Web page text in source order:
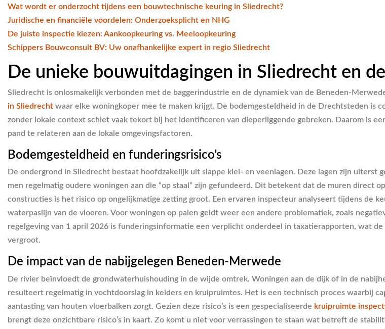
Wat wordt er onderzocht tijdens een bouwtechnische keuring in Sliedrecht?
Juridische en financiële voordelen: Onderzoeksplicht en NHG
De juiste inspectie kiezen: Aankoopkeuring vs. Meeloopkeuring
Schippers Bouwconsult BV: Uw onafhankelijke expert in regio Sliedrecht
De unieke bouwuitdagingen in Sliedrecht en
Sliedrecht is onlosmakelijk verbonden met de baggerindustrie en de dynamiek van de Beneden-
in Sliedrecht waar elke woningkoper mee te maken krijgt. De bodemgesteldheid in de Drechtsteden is
zonder lokale context schiet vaak tekort bij het identificeren van dieperliggende gebreken. Daarom is
pand te relateren aan de lokale omgevingsfactoren.
Bodemgesteldheid en funderingsrisico’s
De ondergrond in Sliedrecht bestaat hoofdzakelijk uit slappe klei- en veenlagen. Deze lagen zijn
men regelmatig oudere woningen aan die “op staal” zijn gefundeerd. Dit betekent dat de muren direct
constructies is het risico op ongelijkmatige zetting groot. Een ervaren inspecteur analyseert tijdens de
waterpaslijn van de vloeren. Voor woningen op palen geldt weer een andere problematiek, zoals
regelgeving van 1 april 2026 is funderingsinformatie een verplicht onderdeel in taxatierapporten, wat
vergroot.
De impact van de nabijgelegen Beneden-Merwede
De rivier beïnvloedt de grondwaterhuishouding in de wijde omtrek. Woningen aan de dijk of in de
resulteert regelmatig in vochtdoorslag in kelders en kruipruimtes. Het is een technisch proces waarbij
aantasting van houten vloerbalken zorgt. Gezien deze risico’s is een gespecialiseerde kruipruimte
brengt deze onzichtbare risico’s in kaart. Zo komt u niet voor verrassingen te staan wat betreft de